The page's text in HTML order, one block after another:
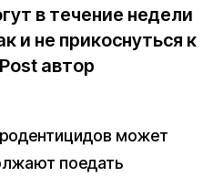
в течение недели
и не прикоснуться к
автор
может
поедать